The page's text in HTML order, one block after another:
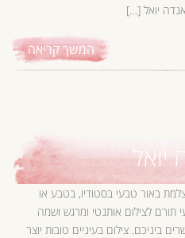
יואל […]
המשך קריאה
יואל
צלמת מזה 20 שנה, מצלמת באור טבעי בסטודיו, בטבע או
תורם לצילום אותנטי ומרגש ושמה
ביניכם. צילום בעיניים טובות יוצר